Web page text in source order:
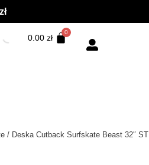
0.00zł
/ Deska Cutback Surfskate Beast 32″ ST